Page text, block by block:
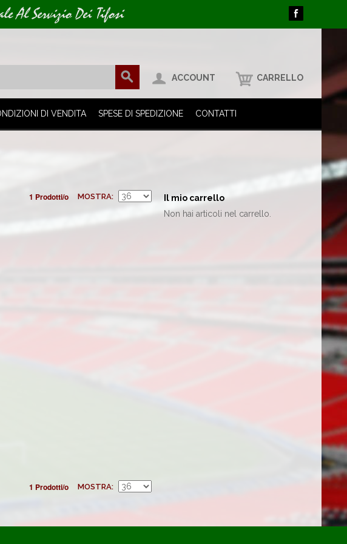
Al Servizio Dei Tifosi
ACCOUNT CARRELLO
DI VENDITA SPESE DI SPEDIZIONE CONTATTI
1 Prodotti/o MOSTRA
1 Prodotti/o MOSTRA
Il mio carrello
Non hai articoli nel carrello.